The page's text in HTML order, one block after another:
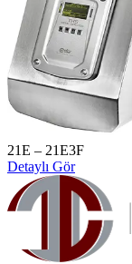
21E – 21E3F
Detaylı Gör